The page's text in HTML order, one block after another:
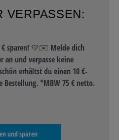
VERPASSEN:
sparen! 💙✉️ Melde dich
an und verpasse keine
erhältst du einen 10 €-
Bestellung. *MBW 75 € netto.
und sparen